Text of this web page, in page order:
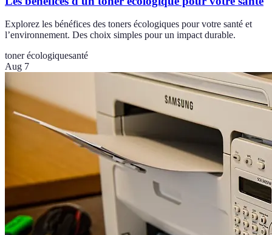
Explorez les bénéfices des toners écologiques pour votre santé et
l’environnement. Des choix simples pour un impact durable.
toner écologiquesanté
Aug 7